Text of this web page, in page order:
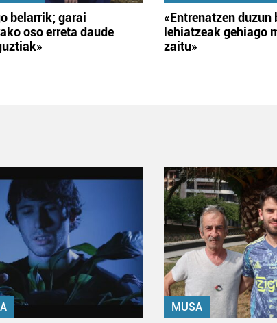
belarrik; garai
oso erreta daude
«Entrenatzen duzun
lehiatzeak gehiago
zaitu»
MUSA